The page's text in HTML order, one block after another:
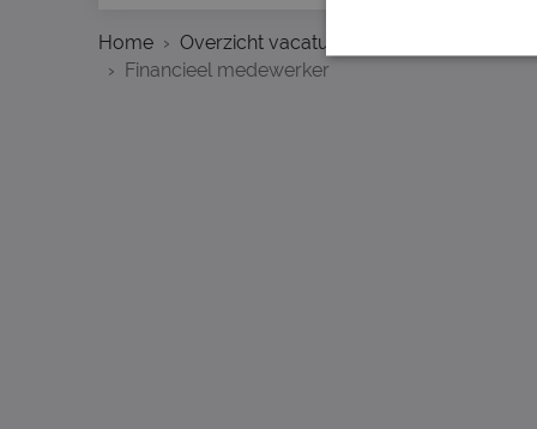
Home Overzicht vacatures
Financieel medewerker